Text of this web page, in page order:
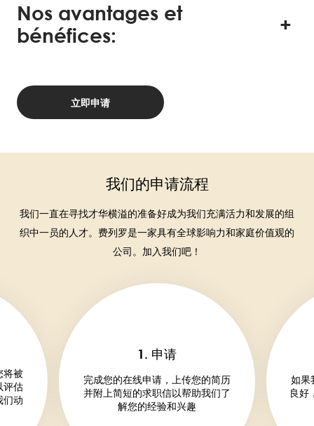
Nos avantages et
bénéfices:
立即申请
我们的申请流程
我们一直在寻找才华横溢的准备好成为我们充满活力和发展的组
织中一员的人才。费列罗是一家具有全球影响力和家庭价值观的
公司。加入我们吧！
将被
评估
们动
1. 申请
完成您的在线申请，上传您的简历
并附上简短的求职信以帮助我们了
解您的经验和兴趣
如果
良好